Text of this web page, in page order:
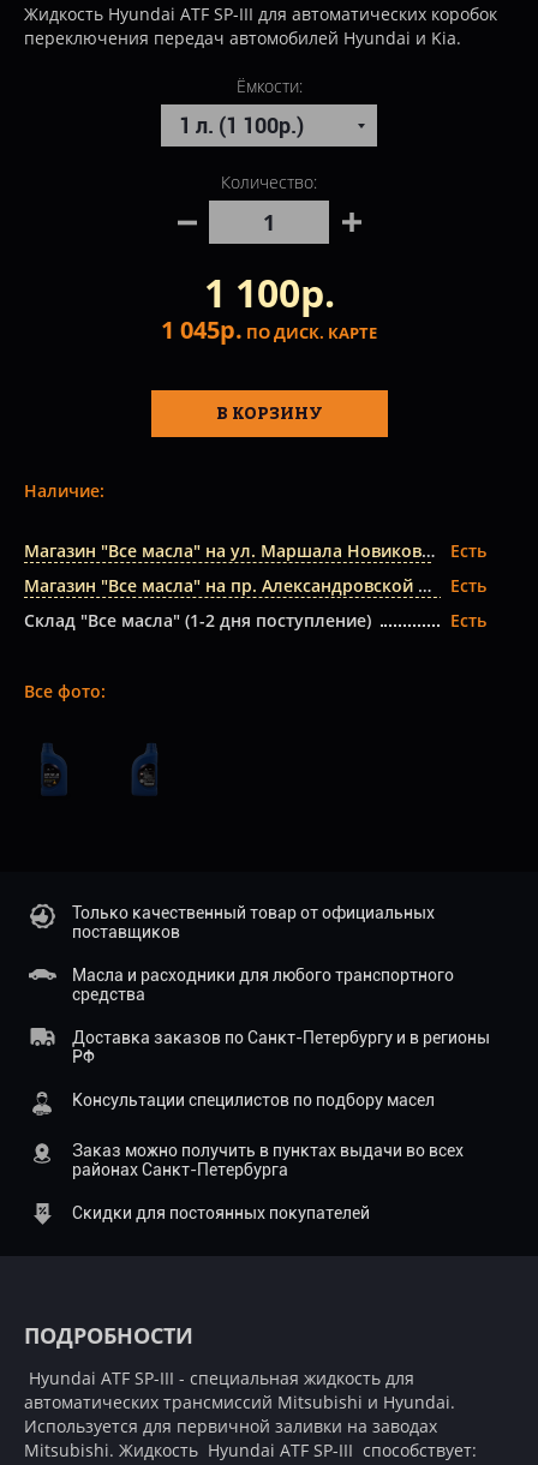
Жидкость Hyundai ATF SP-III для автоматических коробок
переключения передач автомобилей Hyundai и Kia.
Ёмкости:
Количество:
1 100р.
1 045р. ПО ДИСК. КАРТЕ
В КОРЗИНУ
Наличие:
Магазин "Все масла" на ул. Маршала Новикова
Есть
Магазин "Все масла" на пр. Александровской Фермы
Есть
Склад "Все масла" (1-2 дня поступление)
Есть
Все фото:
Только качественный товар от официальных
поставщиков
Масла и расходники для любого транспортного
средства
Доставка заказов по Санкт-Петербургу и в регионы
РФ
Консультации специлистов по подбору масел
Заказ можно получить в пунктах выдачи во всех
районах Санкт-Петербурга
Скидки для постоянных покупателей
ПОДРОБНОСТИ
Hyundai ATF SP-III - специальная жидкость для
автоматических трансмиссий Mitsubishi и Hyundai.
Используется для первичной заливки на заводах
Mitsubishi. Жидкость Hyundai ATF SP-III способствует: